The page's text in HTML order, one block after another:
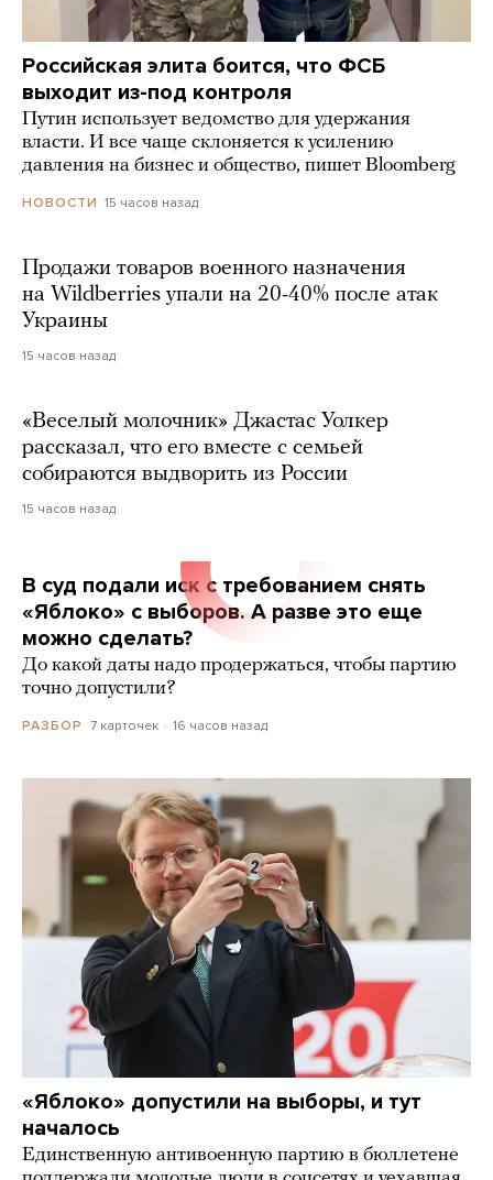
Российская элита боится, что ФСБ
выходит из-под контроля
Путин использует ведомство для удержания
власти. И все чаще склоняется к усилению
давления на бизнес и общество, пишет Bloomberg
НОВОСТИ 15 часов назад
Продажи товаров военного назначения
на Wildberries упали на 20-40% после атак
Украины
15 часов назад
«Веселый молочник» Джастас Уолкер
рассказал, что его вместе с семьей
собираются выдворить из России
15 часов назад
В суд подали иск с требованием снять
«Яблоко» с выборов. А разве это еще
можно сделать?
До какой даты надо продержаться, чтобы партию
точно допустили?
РАЗБОР 7 карточек 16 часов назад
«Яблоко» допустили на выборы, и тут
началось
Единственную антивоенную партию в бюллетене